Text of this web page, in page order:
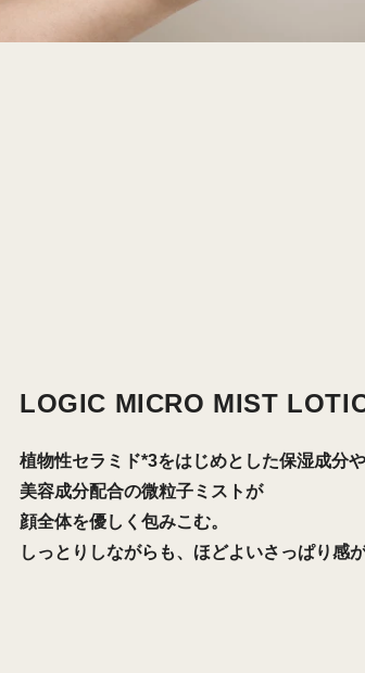
LOGIC MICRO MIST
植物性セラミド*3をはじめとした保湿成分や
美容成分配合の微粒子ミストが
顔全体を優しく包みこむ。
しっとりしながらも、ほどよいさっぱり感が